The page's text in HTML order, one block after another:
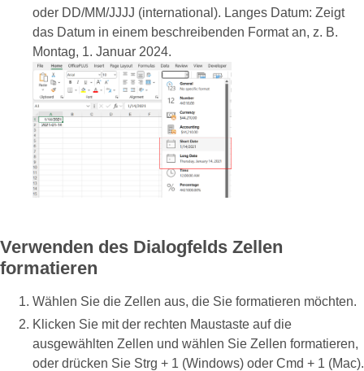
oder DD/MM/JJJJ (international). Langes Datum: Zeigt
das Datum in einem beschreibenden Format an, z. B.
Montag, 1. Januar 2024.
Verwenden des Dialogfelds Zellen
formatieren
Wählen Sie die Zellen aus, die Sie formatieren möchten.
Klicken Sie mit der rechten Maustaste auf die
ausgewählten Zellen und wählen Sie Zellen formatieren,
oder drücken Sie Strg + 1 (Windows) oder Cmd + 1 (Mac).